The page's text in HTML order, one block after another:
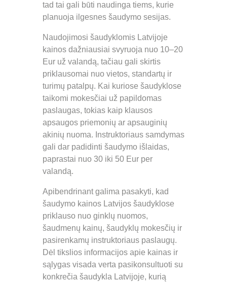
tad tai gali būti naudinga tiems, kurie
planuoja ilgesnes šaudymo sesijas.
Naudojimosi šaudyklomis Latvijoje
kainos dažniausiai svyruoja nuo 10–20
Eur už valandą, tačiau gali skirtis
priklausomai nuo vietos, standartų ir
turimų patalpų. Kai kuriose šaudyklose
taikomi mokesčiai už papildomas
paslaugas, tokias kaip klausos
apsaugos priemonių ar apsauginių
akinių nuoma. Instruktoriaus samdymas
gali dar padidinti šaudymo išlaidas,
paprastai nuo 30 iki 50 Eur per
valandą.
Apibendrinant galima pasakyti, kad
šaudymo kainos Latvijos šaudyklose
priklauso nuo ginklų nuomos,
šaudmenų kainų, šaudyklų mokesčių ir
pasirenkamų instruktoriaus paslaugų.
Dėl tikslios informacijos apie kainas ir
sąlygas visada verta pasikonsultuoti su
konkrečia šaudykla Latvijoje, kurią